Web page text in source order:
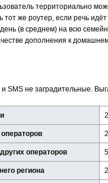
территориально
же роутер, если речь
(в среднем) на всю
дополнения к
SMS не заградительные.
операторов
региона